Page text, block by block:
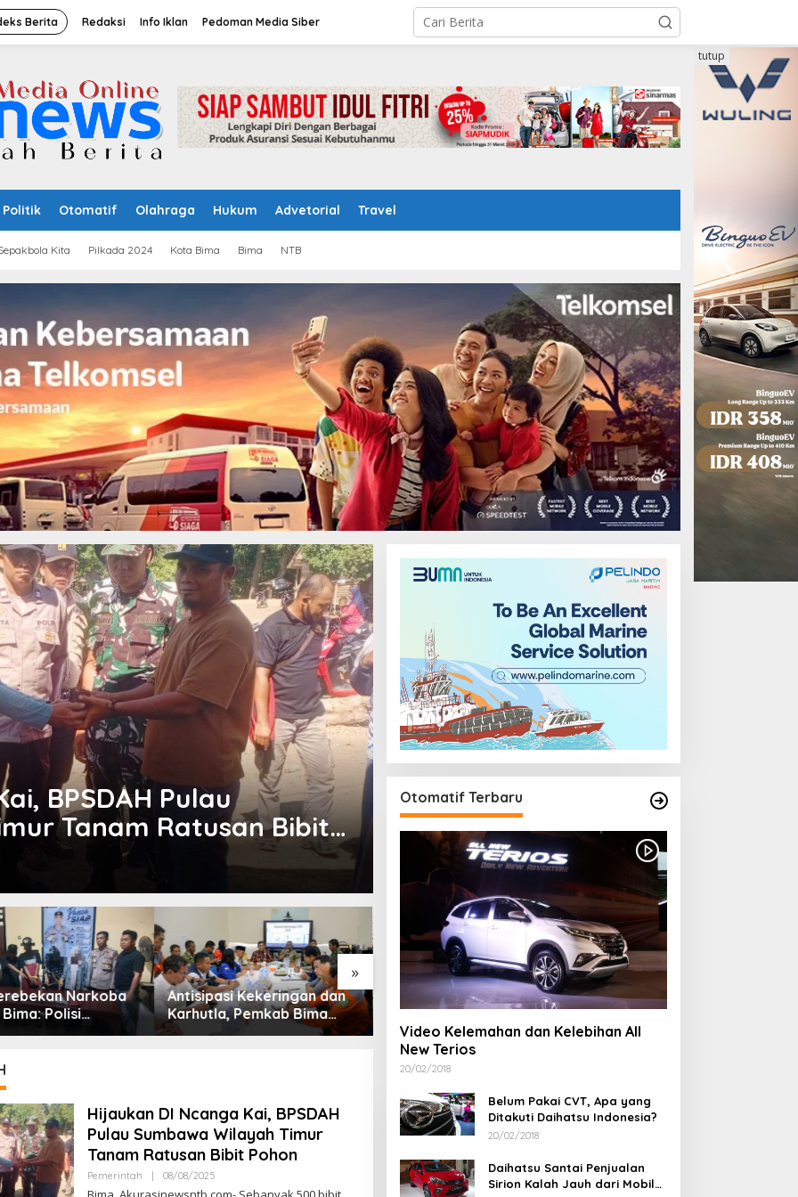
Berita Redaksi Info Iklan Pedoman Media Siber
Politik Otomatif Olahraga Hukum Advetorial Travel
Kita Pilkada 2024 Kota Bima Bima NTB
tutup
BPSDAH Pulau
Tanam Ratusan Bibit
»
Narkoba
Polisi
4 Orang dan 10
Antisipasi Kekeringan dan
Karhutla, Pemkab Bima
Gelar Rakor Lintas Sektor
Perang Melawan Narkoba,
Polsek Soromandi Ringkus
Pengedar dan Menyita 16
Poket Sabu
Kontingen Pramuka
Kabupaten Bima Resmi
Dilepas Menuju Jamnas XII
Hijaukan DI Ncanga Kai, BPSDAH
Pulau Sumbawa Wilayah Timur
Tanam Ratusan Bibit Pohon
Pemerintah 08/08/2025
Otomatif Terbaru
Video Kelemahan dan Kelebihan All
New Terios
20/02/2018
Belum Pakai CVT, Apa yang
Ditakuti Daihatsu Indonesia?
20/02/2018
Daihatsu Santai Penjualan
Sirion Kalah Jauh dari Mobil